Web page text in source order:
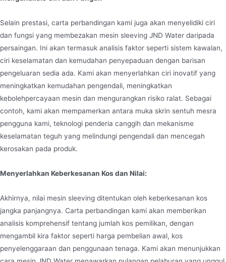
Selain prestasi, carta perbandingan kami juga akan menyelidiki ciri
dan fungsi yang membezakan mesin sleeving JND Water daripada
persaingan. Ini akan termasuk analisis faktor seperti sistem kawalan,
ciri keselamatan dan kemudahan penyepaduan dengan barisan
pengeluaran sedia ada. Kami akan menyerlahkan ciri inovatif yang
meningkatkan kemudahan pengendali, meningkatkan
kebolehpercayaan mesin dan mengurangkan risiko ralat. Sebagai
contoh, kami akan mempamerkan antara muka skrin sentuh mesra
pengguna kami, teknologi penderia canggih dan mekanisme
keselamatan teguh yang melindungi pengendali dan mencegah
kerosakan pada produk.
Menyerlahkan Keberkesanan Kos dan Nilai:
Akhirnya, nilai mesin sleeving ditentukan oleh keberkesanan kos
jangka panjangnya. Carta perbandingan kami akan memberikan
analisis komprehensif tentang jumlah kos pemilikan, dengan
mengambil kira faktor seperti harga pembelian awal, kos
penyelenggaraan dan penggunaan tenaga. Kami akan menunjukkan